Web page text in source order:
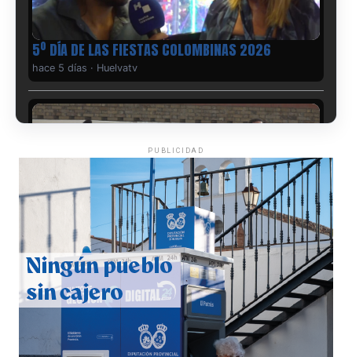
5º DÍA DE LAS FIESTAS COLOMBINAS 2026
hace 5 días · Huelvatv
CUARTA CORRIDA DE LAS FIESTAS COLOMBINAS
2026
hace 6 días·Huelvatv
PUBLICIDAD